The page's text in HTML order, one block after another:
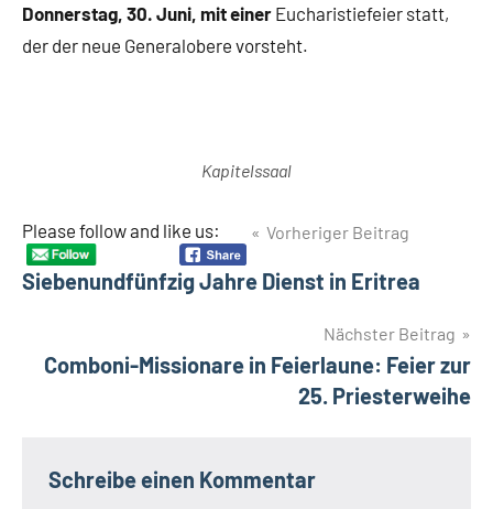
Donnerstag, 30. Juni, mit einer Eucharistiefeier statt,
der der neue Generalobere vorsteht.
Kapitelssaal
Please follow and like us:
BeitragsnavigationVorheriger Beitrag
Siebenundfünfzig Jahre Dienst in Eritrea
Nächster Beitrag
Comboni-Missionare in Feierlaune: Feier zur
25. Priesterweihe
Schreibe einen Kommentar